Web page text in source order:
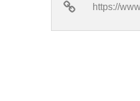
https://